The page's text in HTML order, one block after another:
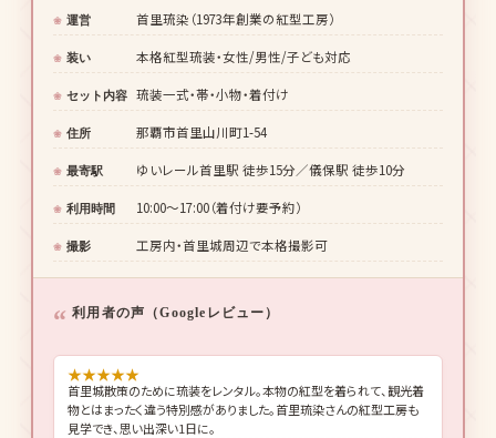
運営 首里琉染（1973年創業の紅型工房）
装い 本格紅型琉装・女性/男性/子ども対応
セット内容 琉装一式・帯・小物・着付け
住所 那覇市首里山川町1-54
最寄駅 ゆいレール首里駅 徒歩15分／儀保駅 徒歩10分
利用時間 10:00〜17:00（着付け要予約）
撮影 工房内・首里城周辺で本格撮影可
利用者の声（Googleレビュー）
★★★★★
首里城散策のために琉装をレンタル。本物の紅型を着られて、観光着
物とはまったく違う特別感がありました。首里琉染さんの紅型工房も
見学でき、思い出深い1日に。